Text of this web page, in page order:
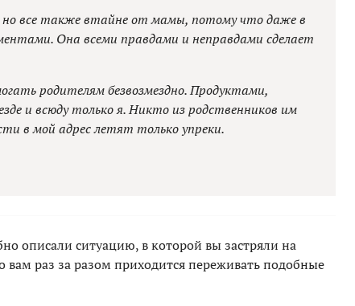
все также втайне от мамы, потому что даже в
Она всеми правдами и неправдами сделает
родителям безвозмездно. Продуктами,
и всюду только я. Никто из родственников им
в мой адрес летят только упреки.
описали ситуацию, в которой вы застряли на
вам раз за разом приходится переживать подобные